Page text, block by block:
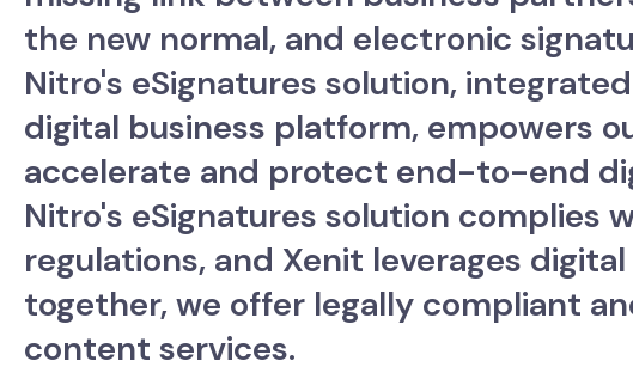
the new normal, and electronic
Nitro's eSignatures solution,
digital business platform, empowers
accelerate and protect end-to-end
Nitro's eSignatures solution complies
regulations, and Xenit leverages
together, we offer legally compliant
content services.